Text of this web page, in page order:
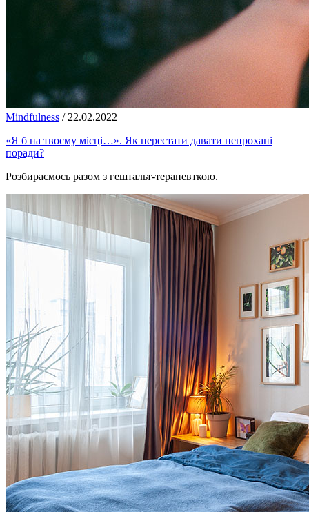
Mindfulness / 22.02.2022
«Я б на твоєму місці…». Як перестати давати непрохані
поради?
Розбираємось разом з гештальт-терапевткою.